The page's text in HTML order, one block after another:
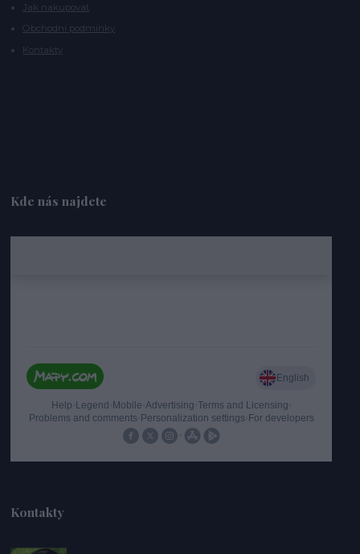
Jak nakupovat
Obchodní podmínky
Kontakty
Kde nás najdete
Kontakty